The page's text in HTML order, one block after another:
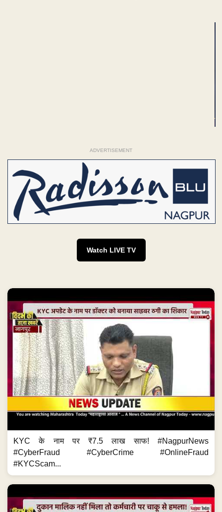
ADVERTISEMENT
Watch LIVE TV
KYC के नाम पर ₹7.5 लाख साफ! #NagpurNews
#CyberFraud #CyberCrime #OnlineFraud
#KYCScam...